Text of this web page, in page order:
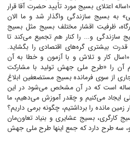
کشیده شد. بعد از اینکه سند ۱۰ساله اعتلای بسیج مورد تأیید حضرت آقا قرار
به بسیج سازندگی واگذار شد و ما الان
ظرفیت اقشار مختلف بسیج مثل بسیج
سازندگی و... را کنار هم تجمیع می‌کند تا
قدرت بیشتری گره‌های اقتصادی را بگشاید.
الگویی که بعد از سال ۹۲ با ۱۰سال کار و تلاش و با آزمون و خطا به آن
آن را «طرح ملی جهش تولید با مشارکت
از سوی فرمانده بسیج مستضعفین ابلاغ
است که در آن مشخص می‌شود در این
می‌کنیم و چقدر آموزش می‌دهیم، ما
زمین مانده را برداشتیم، چگونه برمی داریم؟
کارگری، بسیج عشایری و بنیاد تعاون‌مان
سه طرح دارد که جمع اینها طرح ملی جهش